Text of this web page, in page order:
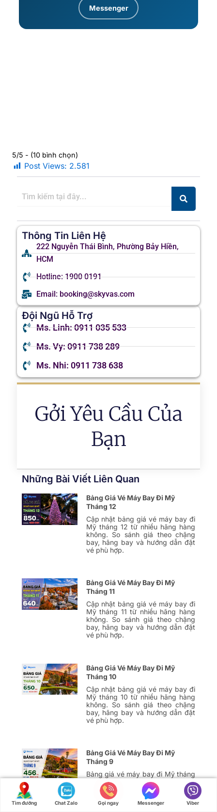
Messenger
5/5 - (10 bình chọn)
Post Views: 2.581
Thông Tin Liên Hệ
222 Nguyễn Thái Bình, Phường Bảy Hiền,
HCM
Hotline: 1900 0191
Email: booking@skyvas.com
Đội Ngũ Hỗ Trợ
Ms. Linh: 0911 035 533
Ms. Vy: 0911 738 289
Ms. Nhi: 0911 738 638
Gởi Yêu Cầu Của
Bạn
Những Bài Viết Liên Quan
Bảng Giá Vé Máy Bay Đi Mỹ
Tháng 12
Cập nhật bảng giá vé máy bay đi
Mỹ tháng 12 từ nhiều hãng hàng
không. So sánh giá theo chặng
bay, hãng bay và hướng dẫn đặt
vé phù hợp.
Bảng Giá Vé Máy Bay Đi Mỹ
Tháng 11
Cập nhật bảng giá vé máy bay đi
Mỹ tháng 11 từ nhiều hãng hàng
không. So sánh giá theo chặng
bay, hãng bay và hướng dẫn đặt
vé phù hợp.
Bảng Giá Vé Máy Bay Đi Mỹ
Tháng 10
Cập nhật bảng giá vé máy bay đi
Mỹ tháng 10 từ nhiều hãng hàng
không. So sánh giá theo chặng
bay, hãng bay và hướng dẫn đặt
vé phù hợp.
Bảng Giá Vé Máy Bay Đi Mỹ
Tháng 9
Bảng giá vé máy bay đi Mỹ tháng
9 chỉ từ 456 USD/chiều cho các
chặng bay đi Los, San Francisco,
Las… Xem ngay để biết thêm chi
Tìm đường Chat Zalo Gọi ngay Messenger Viber